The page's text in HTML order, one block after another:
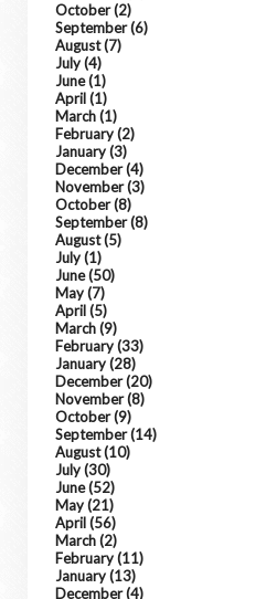
October(2)
September(6)
August(7)
July(4)
June(1)
April(1)
March(1)
February(2)
January(3)
December(4)
November(3)
October(8)
September(8)
August(5)
July(1)
June(50)
May(7)
April(5)
March(9)
February(33)
January(28)
December(20)
November(8)
October(9)
September(14)
August(10)
July(30)
June(52)
May(21)
April(56)
March(2)
February(11)
January(13)
December(4)